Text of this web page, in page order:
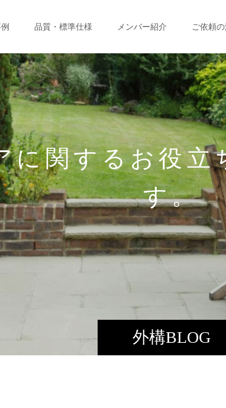
品質・標準仕様 メンバー紹介 ご依頼
外構BLOG
に関するお役立
す。